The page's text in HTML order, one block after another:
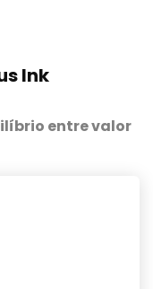
Ink
entre valor